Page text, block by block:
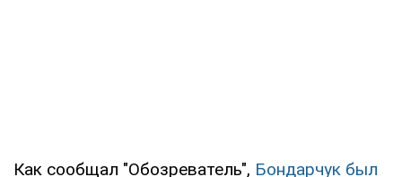
Как сообщал "Обозреватель", Бондарчук был